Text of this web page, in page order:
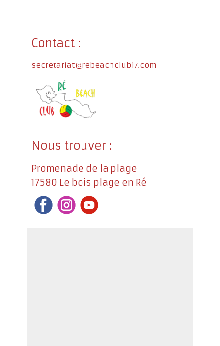
Contact :
secretariat@rebeachclub17.com
Nous trouver :
Promenade de la plage
17580 Le bois plage en Ré